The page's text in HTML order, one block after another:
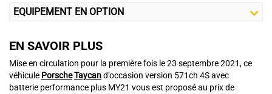
EQUIPEMENT EN OPTION
EN SAVOIR PLUS
Mise en circulation pour la première fois le 23 septembre 2021, ce
véhicule PorscheTaycand’occasion version 571ch 4S avec
batterie performance plus MY21 vous est proposé au prix de